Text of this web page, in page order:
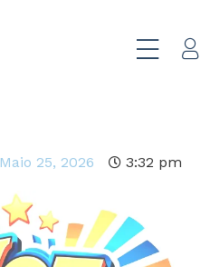
Maio 25, 2026 3:32 pm